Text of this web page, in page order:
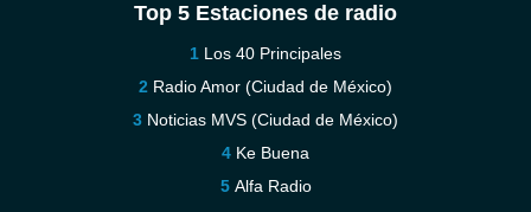
Top 5 Estaciones de radio
Los 40 Principales
Radio Amor (Ciudad de México)
Noticias MVS (Ciudad de México)
Ke Buena
Alfa Radio